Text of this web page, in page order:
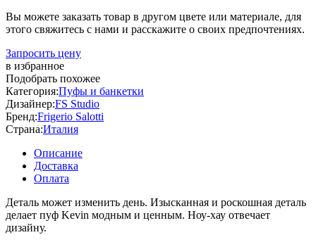
Вы можете заказать товар в другом цвете или материале, для
этого свяжитесь с нами и расскажите о своих предпочтениях.
Запросить цену
в избранное
Подобрать похожее
Категория:Пуфы и банкетки
Дизайнер:FS Studio
Бренд:Frigerio Salotti
Страна:Италия
Описание
Доставка
Оплата
Деталь может изменить день. Изысканная и роскошная деталь
делает пуф Kevin модным и ценным. Ноу-хау отвечает
дизайну.